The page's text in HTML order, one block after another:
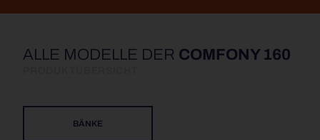
ALLE MODELLE DER COMFONY 160
BÄNKE